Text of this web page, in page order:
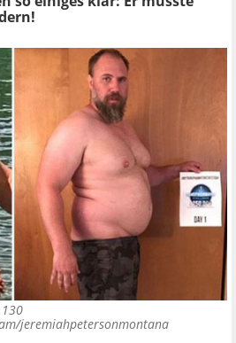
jeremiahpetersonmontana